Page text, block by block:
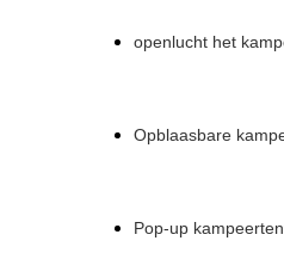
openlucht het
Opblaasbare
Pop-up